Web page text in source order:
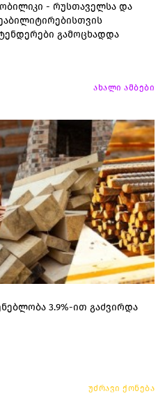
- რუსთაველსა და
გამოცხადდა
ახალი ამბები
3.9%-ით გაძვირდა
უძრავი ქონება